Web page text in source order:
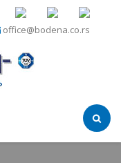
office@bodena.co.rs